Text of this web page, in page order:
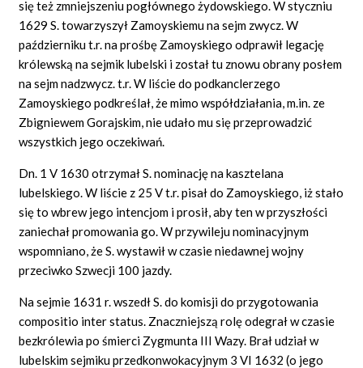
się też zmniejszeniu pogłównego żydowskiego. W styczniu
1629 S. towarzyszył Zamoyskiemu na sejm zwycz. W
październiku t.r. na prośbę Zamoyskiego odprawił legację
królewską na sejmik lubelski i został tu znowu obrany posłem
na sejm nadzwycz. t.r. W liście do podkanclerzego
Zamoyskiego podkreślał, że mimo współdziałania, m.in. ze
Zbigniewem Gorajskim, nie udało mu się przeprowadzić
wszystkich jego oczekiwań.
Dn. 1 V 1630 otrzymał S. nominację na kasztelana
lubelskiego. W liście z 25 V t.r. pisał do Zamoyskiego, iż stało
się to wbrew jego intencjom i prosił, aby ten w przyszłości
zaniechał promowania go. W przywileju nominacyjnym
wspomniano, że S. wystawił w czasie niedawnej wojny
przeciwko Szwecji 100 jazdy.
Na sejmie 1631 r. wszedł S. do komisji do przygotowania
compositio inter status. Znaczniejszą rolę odegrał w czasie
bezkrólewia po śmierci Zygmunta III Wazy. Brał udział w
lubelskim sejmiku przedkonwokacyjnym 3 VI 1632 (o jego